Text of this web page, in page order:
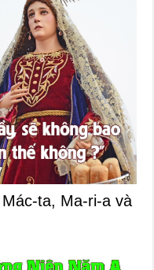
ta, Ma-ri-a và